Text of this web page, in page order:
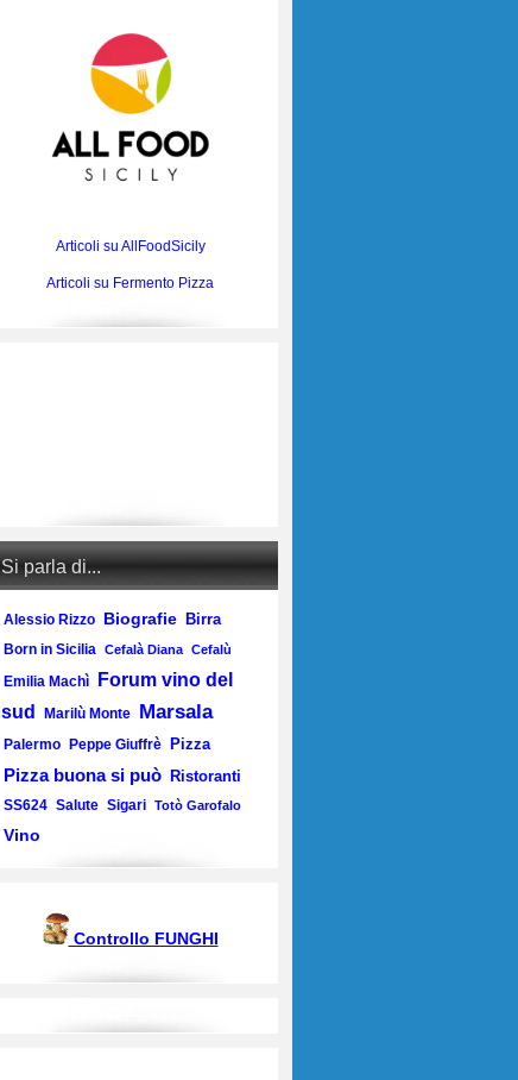
Articoli su AllFoodSicily
Articoli su Fermento Pizza
Si parla di...
Alessio Rizzo Biografie Birra
Born in Sicilia Cefalà Diana Cefalù
Emilia Machì
Forum vino del
sud
Marilù Monte Marsala
Palermo Peppe Giuffrè Pizza
Pizza buona si può Ristoranti
SS624 Salute Sigari Totò Garofalo
Vino
Controllo FUNGHI